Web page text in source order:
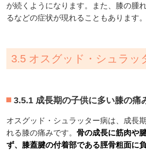
が続くようになります。また、膝の腫
るなどの症状が現れることもあります。
3.5 オスグッド・シュラッ
3.5.1 成長期の子供に多い膝の痛
オスグッド・シュラッター病は、成長
れる膝の痛みです。骨の成長に筋肉や
ず、膝蓋腱の付着部である脛骨粗面に